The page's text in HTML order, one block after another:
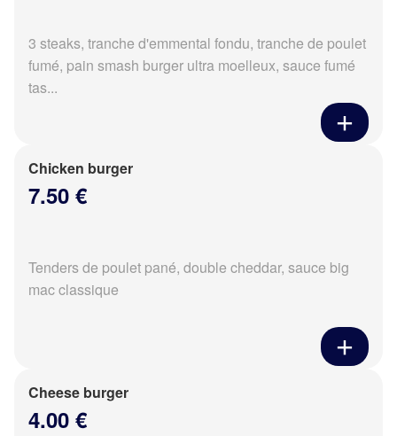
3 steaks, tranche d'emmental fondu, tranche de poulet
fumé, pain smash burger ultra moelleux, sauce fumé
tas...
Chicken burger
7.50 €
Tenders de poulet pané, double cheddar, sauce big
mac classique
Cheese burger
4.00 €